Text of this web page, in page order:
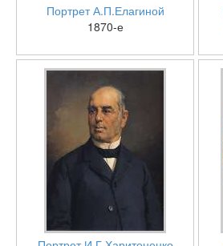
Портрет А.П.Елагиной
1870-е